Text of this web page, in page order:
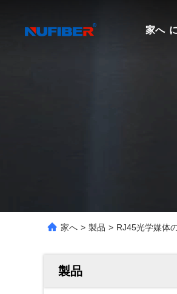
家へ
家へ > 製品 > RJ45光学媒体
製品